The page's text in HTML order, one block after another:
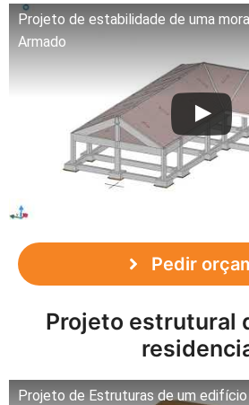
Projeto de estabilidade de uma
Armado
Pedir
Projeto estrutural
Projeto de Estruturas de um